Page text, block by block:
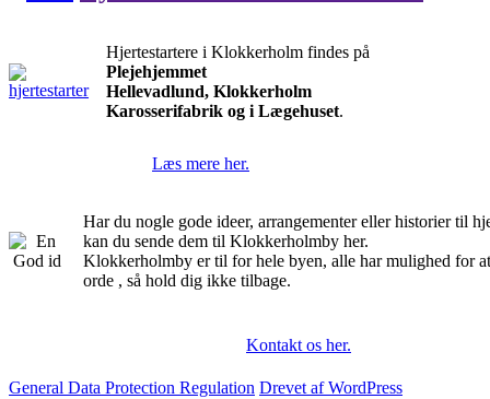
Hjertestartere i Klokkerholm findes på
Plejehjemmet
Hellevadlund, Klokkerholm
Karosserifabrik og i Lægehuset.
Læs mere her.
Har du nogle gode ideer, arrangementer eller historier til
kan du sende dem til Klokkerholmby her.
Klokkerholmby er til for hele byen, alle har mulighed for
orde , så hold dig ikke tilbage.
Kontakt os her.
General Data Protection Regulation Drevet af WordPress